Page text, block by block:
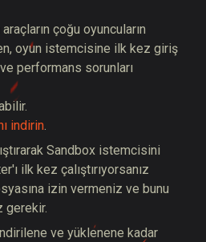
çoğu oyuncuların
oyun istemcisine ilk kez giriş
performans sorunları
indirin.
Sandbox istemcisini
ilk kez çalıştırıyorsanız
izin vermeniz ve bunu
gerekir.
ve yüklenene kadar